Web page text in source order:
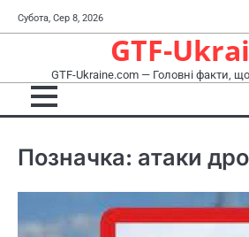
Перейти
до
Субота, Сер 8, 2026
GTF-
GTF-Ukraine.com — Головні факти,
Позначка: атаки